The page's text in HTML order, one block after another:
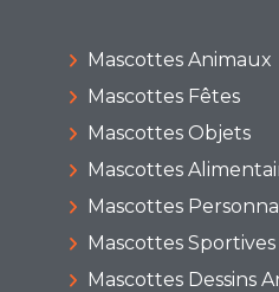
Mascottes Animaux
Mascottes Fêtes
Mascottes Objets
Mascottes
Mascottes
Mascottes Sportives
Mascottes Dessins